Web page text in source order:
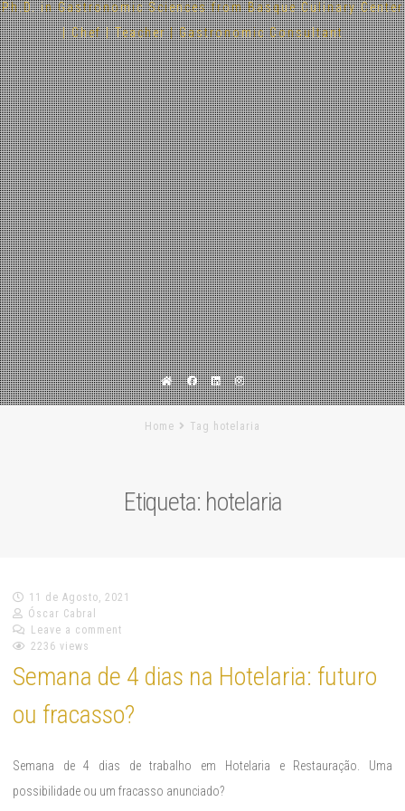
HomeFacebookLinkedinInstagram
Ph.D. in Gastronomic Sciences from Basque Culinary Center
| Chef | Teacher | Gastronomic Consultant
Home Tag hotelaria
Etiqueta: hotelaria
11 de Agosto, 2021
Óscar Cabral
Leave a comment
2236 views
Semana de 4 dias na Hotelaria: futuro
ou fracasso?
Semana de 4 dias de trabalho em Hotelaria e Restauração. Uma
possibilidade ou um fracasso anunciado?